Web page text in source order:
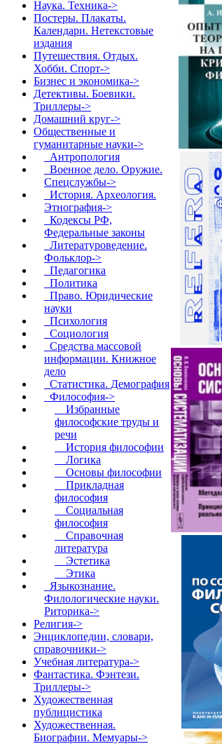
Наука. Техника->
Постеры. Плакаты.
Календари. Нетекстовые
издания
Путешествия. Отдых.
Хобби. Спорт->
Бизнес и экономика->
Детективы. Боевики.
Триллеры->
Домашний круг->
Общественные и
гуманитарные науки->
Антропология
Военное дело. Оружие.
Спецслужбы->
История. Археология.
Этнография->
Кодексы РФ,
Федеральные законы
Литературоведение.
Фольклор->
Педагогика
Политика
Право. Юридические
науки
Психология
Социология
Средства массовой
информации. Книжное
дело
Статистика. Демография
Философия->
Избранные
философские труды и
речи
История философии
Логика
Основы философии
Прикладная
философия
Социальная
философия
Справочная
литература
Эстетика
Этика
Языкознание.
Филологические науки.
Риторика->
Религия->
Энциклопедии, словари,
справочники->
Учебная литература->
Фантастика. Фэнтези.
Триллеры->
Художественная
публицистика
Художественная.
Биографии. Мемуары->